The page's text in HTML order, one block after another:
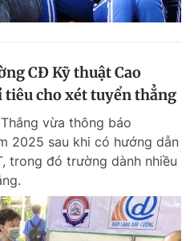
CĐ Kỹ thuật Cao
cho xét tuyển thẳng
vừa thông báo
2025 sau khi có hướng dẫn
trong đó trường dành nhiều